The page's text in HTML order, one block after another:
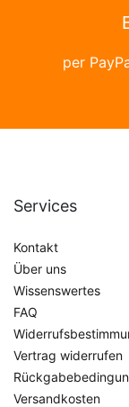
per
Services
Kontakt
Über uns
Wissenswertes
FAQ
Vertrag widerrufen
Versandkosten